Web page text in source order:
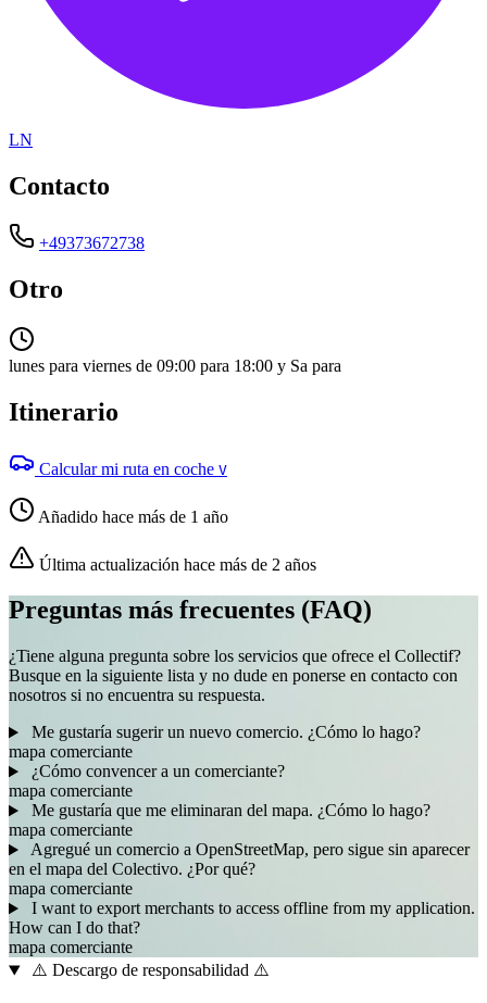
LN
Contacto
+49373672738
Otro
lunes para viernes de 09:00 para 18:00 y Sa para
Itinerario
Calcular mi ruta en coche V
Añadido hace más de 1 año
Última actualización hace más de 2 años
Preguntas más frecuentes (FAQ)
¿Tiene alguna pregunta sobre los servicios que ofrece el Collectif?
Busque en la siguiente lista y no dude en ponerse en contacto con
nosotros si no encuentra su respuesta.
Me gustaría sugerir un nuevo comercio. ¿Cómo lo hago?
mapa comerciante
¿Cómo convencer a un comerciante?
mapa comerciante
Me gustaría que me eliminaran del mapa. ¿Cómo lo hago?
mapa comerciante
Agregué un comercio a OpenStreetMap, pero sigue sin aparecer
en el mapa del Colectivo. ¿Por qué?
mapa comerciante
I want to export merchants to access offline from my application.
How can I do that?
mapa comerciante
⚠️ Descargo de responsabilidad ⚠️